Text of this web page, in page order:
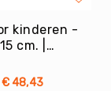
kinderen -
cm. |
€ 48,43